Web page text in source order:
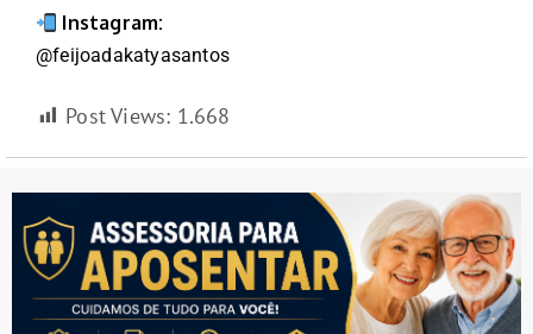
Instagram:
@feijoadakatyasantos
Post Views: 1.668